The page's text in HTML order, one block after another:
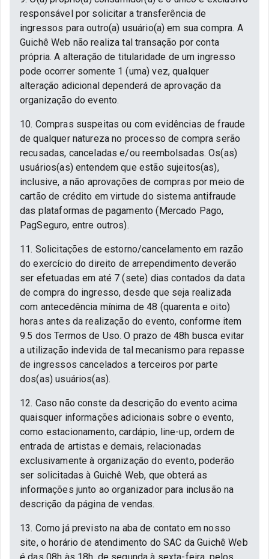
responsável por solicitar a transferência de
ingressos para outro(a) usuário(a) em sua compra. A
Guichê Web não realiza tal transação por conta
própria. A alteração de titularidade de um ingresso
pode ocorrer somente 1 (uma) vez, qualquer
alteração adicional dependerá de aprovação da
organização do evento.
10. Compras suspeitas ou com evidências de fraude
de qualquer natureza no processo de compra serão
recusadas, canceladas e/ou reembolsadas. Os(as)
usuários(as) entendem que estão sujeitos(as),
inclusive, a não aprovações de compras por meio de
cartão de crédito em virtude do sistema antifraude
das plataformas de pagamento (Mercado Pago,
PagSeguro, entre outros).
11. Solicitações de estorno/cancelamento em razão
do exercício do direito de arrependimento deverão
ser efetuadas em até 7 (sete) dias contados da data
de compra do ingresso, desde que seja realizada
com antecedência mínima de 48 (quarenta e oito)
horas antes da realização do evento, conforme item
9.5 dos Termos de Uso. O prazo de 48h busca evitar
a utilização indevida de tal mecanismo para repasse
de ingressos cancelados a terceiros por parte
dos(as) usuários(as).
12. Caso não conste da descrição do evento acima
quaisquer informações adicionais sobre o evento,
como estacionamento, cardápio, line-up, ordem de
entrada de artistas e demais, relacionadas
exclusivamente à organização do evento, poderão
ser solicitadas à Guichê Web, que obterá as
informações junto ao organizador para inclusão na
descrição da página de vendas.
13. Como já previsto na aba de contato em nosso
site, o horário de atendimento do SAC da Guichê Web